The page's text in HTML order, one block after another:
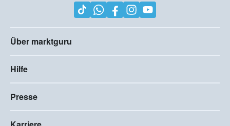
Über marktguru
Hilfe
Presse